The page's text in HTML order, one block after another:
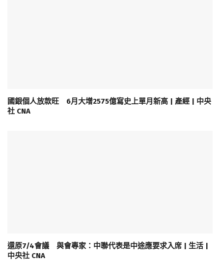
國銀個人放款旺 6月大增2575億寫史上單月新高 | 產經 | 中央
社 CNA
還原7/4會議 與會專家：中聯代表是中途應要求入席 | 生活 |
中央社 CNA